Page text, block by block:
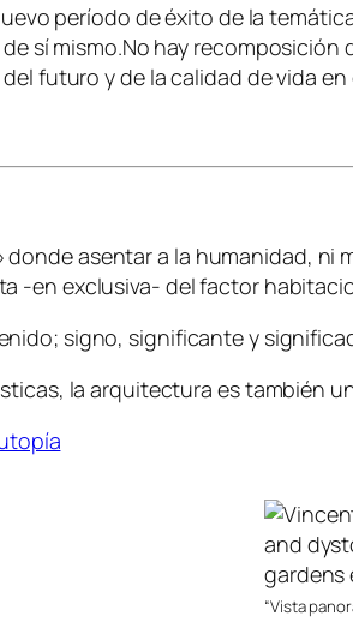
período de éxito de la
sí mismo.No hay
futuro y de la calidad de vida en
asentar a la humanidad,
-en exclusiva- del factor
signo, significante y
la arquitectura es también
“Vista